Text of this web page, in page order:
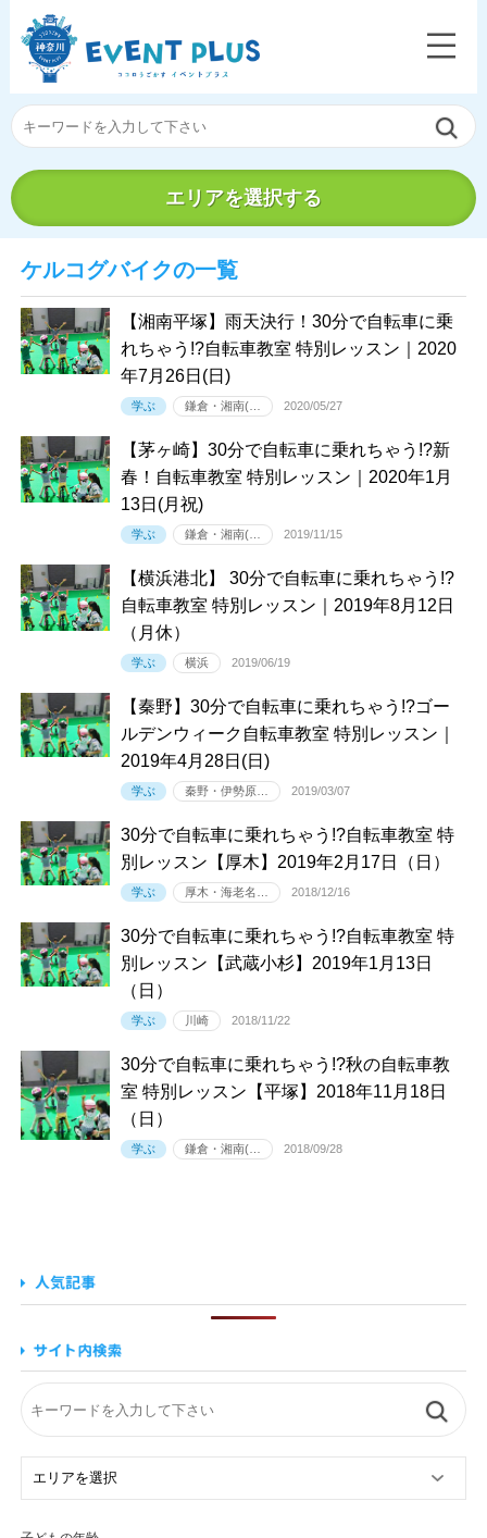
エリアを選択する
ケルコグバイクの一覧
【湘南平塚】雨天決行！30分で自転車に乗
れちゃう!?自転車教室 特別レッスン｜2020
年7月26日(日)
学ぶ 鎌倉・湘南(… 2020/05/27
【茅ヶ崎】30分で自転車に乗れちゃう!?新
春！自転車教室 特別レッスン｜2020年1月
13日(月祝)
学ぶ 鎌倉・湘南(… 2019/11/15
【横浜港北】 30分で自転車に乗れちゃう!?
自転車教室 特別レッスン｜2019年8月12日
（月休）
学ぶ 横浜 2019/06/19
【秦野】30分で自転車に乗れちゃう!?ゴー
ルデンウィーク自転車教室 特別レッスン｜
2019年4月28日(日)
学ぶ 秦野・伊勢原… 2019/03/07
30分で自転車に乗れちゃう!?自転車教室 特
別レッスン【厚木】2019年2月17日（日）
学ぶ 厚木・海老名… 2018/12/16
30分で自転車に乗れちゃう!?自転車教室 特
別レッスン【武蔵小杉】2019年1月13日
（日）
学ぶ 川崎 2018/11/22
30分で自転車に乗れちゃう!?秋の自転車教
室 特別レッスン【平塚】2018年11月18日
（日）
学ぶ 鎌倉・湘南(… 2018/09/28